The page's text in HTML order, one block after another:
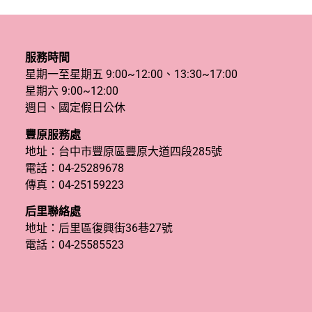
服務時間
星期一至星期五 9:00~12:00、13:30~17:00
星期六 9:00~12:00
週日、國定假日公休
豐原服務處
地址：台中市豐原區豐原大道四段285號
電話： 04-25289678
傳真：04-25159223
后里聯絡處
地址：后里區復興街36巷27號
電話： 04-25585523